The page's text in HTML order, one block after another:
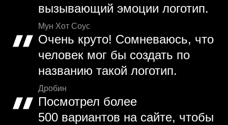
вызывающий эмоции логотип.
Мун Хот Соус
Очень круто! Сомневаюсь, что
человек мог бы создать по
названию такой логотип.
Дробин
Посмотрел более
500 вариантов на сайте, чтобы